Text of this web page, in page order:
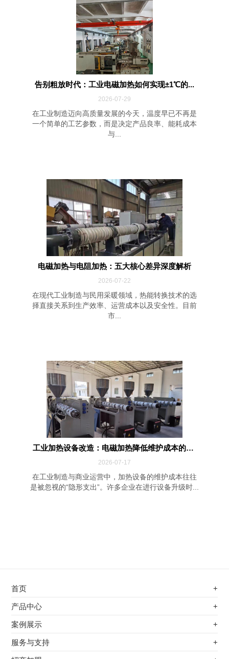
告别粗放时代：工业电磁加热如何实现±1℃的...
2026-07-29
在工业制造迈向高质量发展的今天，温度早已不再是
一个简单的工艺参数，而是决定产品良率、能耗成本
与...
电磁加热与电阻加热：五大核心差异深度解析
2026-07-22
在现代工业制造与民用采暖领域，热能转换技术的选
择直接关系到生产效率、运营成本以及安全性。目前
市...
工业加热设备改造：电磁加热降低维护成本的四...
2026-07-17
在工业制造与商业运营中，加热设备的维护成本往往
是被忽视的“隐形支出”。许多企业在进行设备升级时...
首页 +
不锈钢专用电磁加热器
电磁蒸汽发生器
产品中心 +
不锈钢专用电磁加热器
电磁蒸汽发生器
案例展示 +
最新案例
其他应用
服务与支持 +